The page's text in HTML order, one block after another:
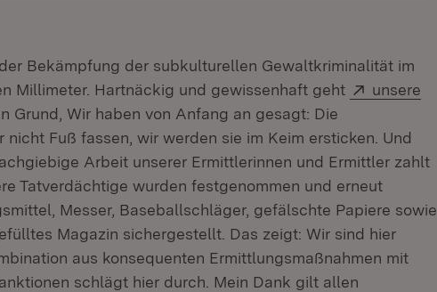
in neuem Fenster)
Bekämpfung der subkulturellen Gewaltkriminalität im
Millimeter. Hartnäckig und gewissenhaft geht
Extern:
unsere
Grund, Wir haben von Anfang an gesagt: Die
nicht Fuß fassen, wir werden sie im Keim ersticken. Und
Arbeit unserer Ermittlerinnen und Ermittler zahlt
Tatverdächtige wurden festgenommen und erneut
Messer, Baseballschläger, gefälschte Papiere sowie
Magazin sichergestellt. Das zeigt: Wir sind hier
aus konsequenten Ermittlungsmaßnahmen mit
schlägt hier durch. Mein Dank gilt allen